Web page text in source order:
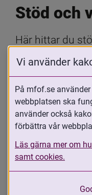
Stöd och
Här hittar du
internationella
att adoptera
adopterade,
och resurser
Vi använder
På mfof.se
webbplatsen ska
använder också
förbättra vår
Läs gärna mer om
samt cookies.